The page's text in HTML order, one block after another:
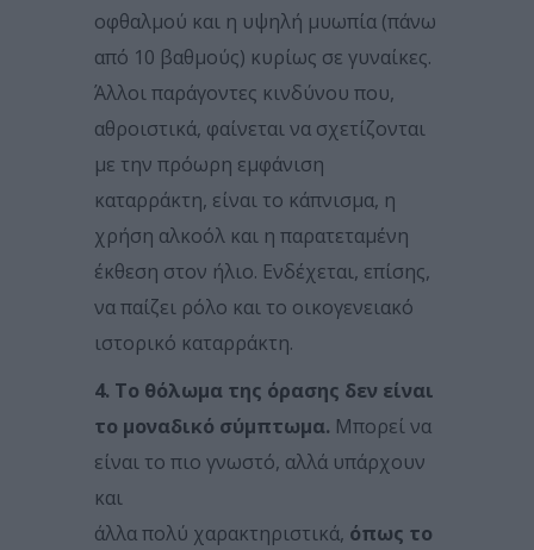
οφθαλμού και η υψηλή μυωπία (πάνω
από 10 βαθμούς) κυρίως σε γυναίκες.
Άλλοι παράγοντες κινδύνου που,
αθροιστικά, φαίνεται να σχετίζονται
με την πρόωρη εμφάνιση
καταρράκτη, είναι το κάπνισμα, η
χρήση αλκοόλ και η παρατεταμένη
έκθεση στον ήλιο. Ενδέχεται, επίσης,
να παίζει ρόλο και το οικογενειακό
ιστορικό καταρράκτη.
4. Το θόλωμα της όρασης δεν είναι
το μοναδικό σύμπτωμα. Μπορεί να
είναι το πιο γνωστό, αλλά υπάρχουν
και
άλλα πολύ χαρακτηριστικά, όπως το